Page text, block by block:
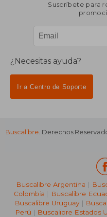
Suscríbete para
¿Necesitas ayuda?
Ir a Centro de Soporte
Buscalibre. Derechos
Buscalibre Argentina |
Colombia | Buscalibre
Buscalibre Uruguay|
Perú | Buscalibre Estados